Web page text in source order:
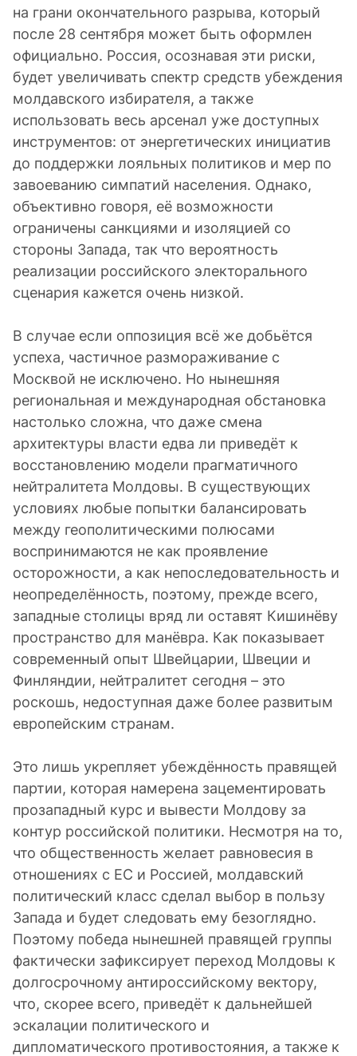
на грани окончательного разрыва, который
после 28 сентября может быть оформлен
официально. Россия, осознавая эти риски,
будет увеличивать спектр средств убеждения
молдавского избирателя, а также
использовать весь арсенал уже доступных
инструментов: от энергетических инициатив
до поддержки лояльных политиков и мер по
завоеванию симпатий населения. Однако,
объективно говоря, её возможности
ограничены санкциями и изоляцией со
стороны Запада, так что вероятность
реализации российского электорального
сценария кажется очень низкой.
В случае если оппозиция всё же добьётся
успеха, частичное размораживание с
Москвой не исключено. Но нынешняя
региональная и международная обстановка
настолько сложна, что даже смена
архитектуры власти едва ли приведёт к
восстановлению модели прагматичного
нейтралитета Молдовы. В существующих
условиях любые попытки балансировать
между геополитическими полюсами
воспринимаются не как проявление
осторожности, а как непоследовательность и
неопределённость, поэтому, прежде всего,
западные столицы вряд ли оставят Кишинёву
пространство для манёвра. Как показывает
современный опыт Швейцарии, Швеции и
Финляндии, нейтралитет сегодня – это
роскошь, недоступная даже более развитым
европейским странам.
Это лишь укрепляет убеждённость правящей
партии, которая намерена зацементировать
прозападный курс и вывести Молдову за
контур российской политики. Несмотря на то,
что общественность желает равновесия в
отношениях с ЕС и Россией, молдавский
политический класс сделал выбор в пользу
Запада и будет следовать ему безоглядно.
Поэтому победа нынешней правящей группы
фактически зафиксирует переход Молдовы к
долгосрочному антироссийскому вектору,
что, скорее всего, приведёт к дальнейшей
эскалации политического и
дипломатического противостояния, а также к